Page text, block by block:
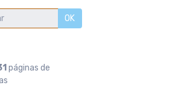
OK
páginas de